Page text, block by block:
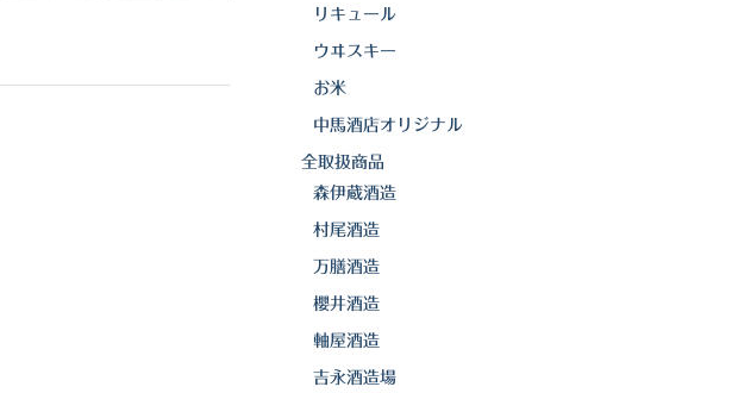
リキュール
ウヰスキー
お米
中馬酒店オリジナル
全取扱商品
森伊蔵酒造
村尾酒造
万膳酒造
櫻井酒造
軸屋酒造
吉永酒造場